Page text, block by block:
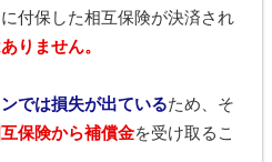
付保した相互保険が決済され
りません。
では損失が出ているため、そ
保険から補償金を受け取るこ